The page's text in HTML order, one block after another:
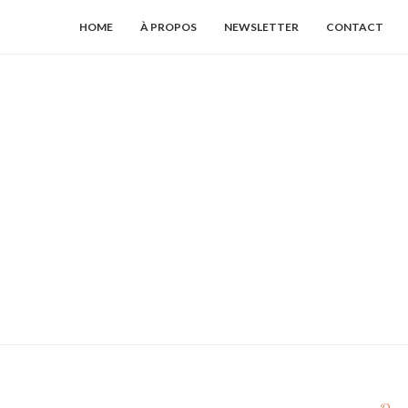
HOME À PROPOS NEWSLETTER CONTACT